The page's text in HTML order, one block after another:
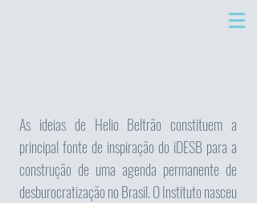
As ideias de Helio Beltrão constituem a
principal fonte de inspiração do iDESB para a
construção de uma agenda permanente de
desburocratização no Brasil. O Instituto nasceu